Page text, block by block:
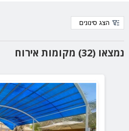
נמצאו (32) מקומות אירוח
הצג סינונים